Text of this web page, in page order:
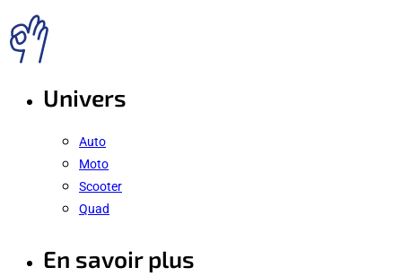
Univers
Auto
Moto
Scooter
Quad
En savoir plus